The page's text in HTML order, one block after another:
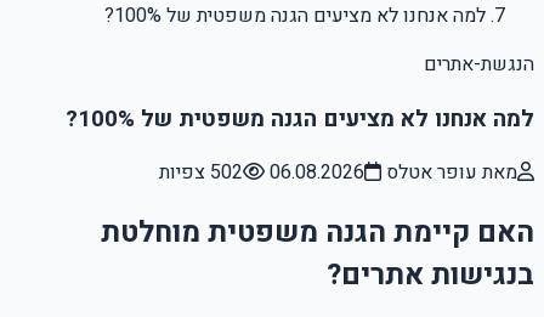
למה אנחנו לא מציעים הגנה משפטית של 100%?
הנגשת-אתרים
למה אנחנו לא מציעים הגנה משפטית של 100%?
מאת עופר אטלס 06.08.2026 502 צפיות
האם קיימת הגנה משפטית מוחלטת
בנגישות אתרים?